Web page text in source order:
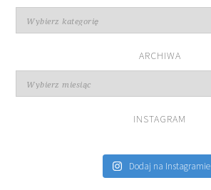
przepisów
ARCHIWA
INSTAGRAM
Dodaj na Instagramie